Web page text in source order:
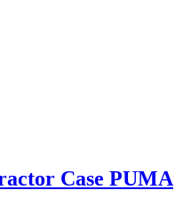
Case PUMA